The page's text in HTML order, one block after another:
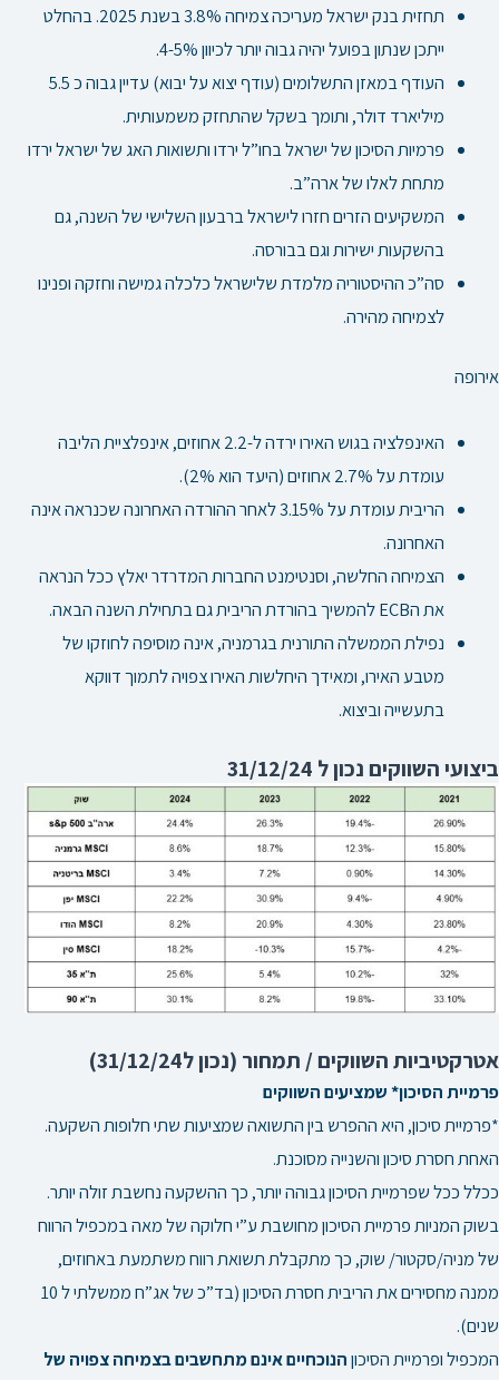
תחזית בנק ישראל מעריכה צמיחה 3.8% בשנת 2025. בהחלט
ייתכן שנתון בפועל יהיה גבוה יותר לכיוון 4-5%.
העודף במאזן התשלומים (עודף יצוא על יבוא) עדיין גבוה כ 5.5
מיליארד דולר, ותומך בשקל שהתחזק משמעותית.
פרמיות הסיכון של ישראל בחו”ל ירדו ותשואות האג של ישראל ירדו
מתחת לאלו של ארה”ב.
המשקיעים הזרים חזרו לישראל ברבעון השלישי של השנה, גם
בהשקעות ישירות וגם בבורסה.
סה”כ ההיסטוריה מלמדת שלישראל כלכלה גמישה וחזקה ופנינו
לצמיחה מהירה.
אירופה
האינפלציה בגוש האירו ירדה ל-2.2 אחוזים, אינפלציית הליבה
עומדת על 2.7% אחוזים (היעד הוא 2%).
הריבית עומדת על 3.15% לאחר ההורדה האחרונה שכנראה אינה
האחרונה.
הצמיחה החלשה, וסנטימנט החברות המדרדר יאלץ ככל הנראה
את הECB להמשיך בהורדת הריבית גם בתחילת השנה הבאה.
נפילת הממשלה התורנית בגרמניה, אינה מוסיפה לחוזקו של
מטבע האירו, ומאידך היחלשות האירו צפויה לתמוך דווקא
בתעשייה וביצוא.
ביצועי השווקים נכון ל 31/12/24
אטרקטיביות השווקים / תמחור (נכון ל31/12/24)
פרמיית הסיכון* שמציעים השווקים
*פרמיית סיכון, היא ההפרש בין התשואה שמציעות שתי חלופות השקעה.
האחת חסרת סיכון והשנייה מסוכנת.
ככלל ככל שפרמיית הסיכון גבוהה יותר, כך ההשקעה נחשבת זולה יותר.
בשוק המניות פרמיית הסיכון מחושבת ע”י חלוקה של מאה במכפיל הרווח
של מניה/סקטור/ שוק, כך מתקבלת תשואת רווח משתמעת באחוזים,
ממנה מחסירים את הריבית חסרת הסיכון (בד”כ של אג”ח ממשלתי ל 10
שנים).
המכפיל ופרמיית הסיכוןהנוכחיים אינם מתחשבים בצמיחה צפויה של